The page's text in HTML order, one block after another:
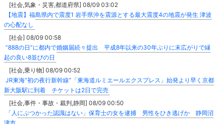
[社会,気象・災害,都道府県] 08/09 03:02
【地震】福島県内で震度1 岩手県沖を震源とする最大震度4の地震が発生 津波
の心配なし
[社会] 08/09 00:58
“888の日”に都内で婚姻届続々提出 平成8年以来の30年ぶりに末広がりで縁
起の良い8並びの日
[社会,乗り物] 08/09 00:52
JR東海“初の夜行新幹線”「東海道ルミエールエクスプレス」始発より早く京都
新大阪駅に到着 チケットは2日で完売
[社会,事件・事故・裁判,静岡] 08/09 00:50
「人にぶつかった認識はない」保育士の女を逮捕 男性をひき逃げか 静岡沼